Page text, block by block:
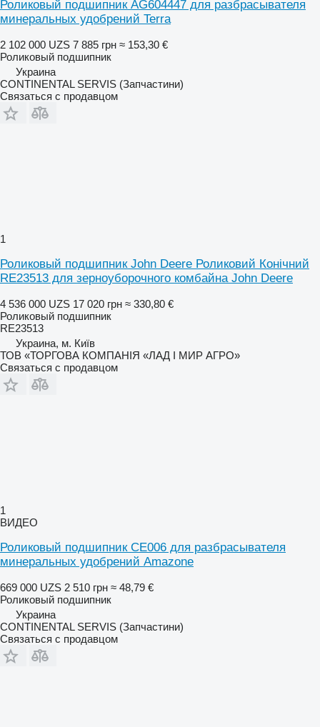
Роликовый подшипник AG604447 для разбрасывателя
минеральных удобрений Terra
2 102 000 UZS 7 885 грн ≈ 153,30 €
Роликовый подшипник
Украина
CONTINENTAL SERVIS (Запчастини)
Связаться с продавцом
1
Роликовый подшипник John Deere Роликовий Конічний
RE23513 для зерноуборочного комбайна John Deere
4 536 000 UZS 17 020 грн ≈ 330,80 €
Роликовый подшипник
RE23513
Украина, м. Київ
ТОВ «ТОРГОВА КОМПАНІЯ «ЛАД І МИР АГРО»
Связаться с продавцом
1
ВИДЕО
Роликовый подшипник CE006 для разбрасывателя
минеральных удобрений Amazone
669 000 UZS 2 510 грн ≈ 48,79 €
Роликовый подшипник
Украина
CONTINENTAL SERVIS (Запчастини)
Связаться с продавцом